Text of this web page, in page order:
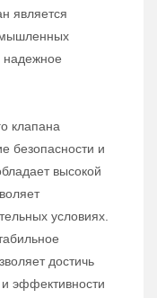
является
надежное
клапана
безопасности и
высокой
условиях.
достичь
эффективности